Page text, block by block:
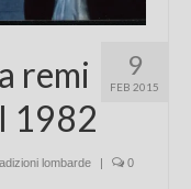
9
FEB 2015
remi
1982
lombarde | 0